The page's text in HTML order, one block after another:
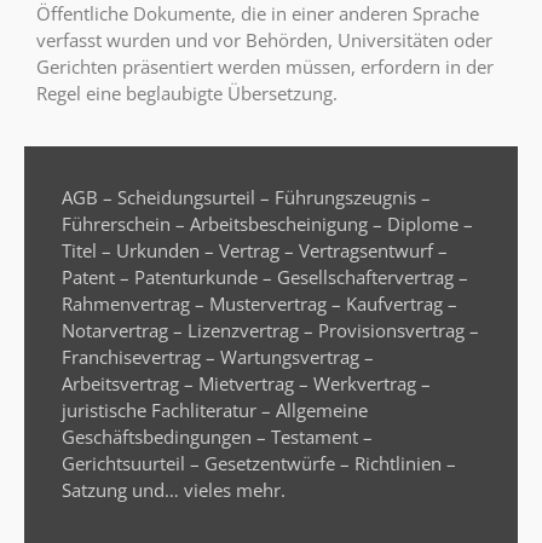
Öffentliche Dokumente, die in einer anderen Sprache
verfasst wurden und vor Behörden, Universitäten oder
Gerichten präsentiert werden müssen, erfordern in der
Regel eine beglaubigte Übersetzung.
AGB – Scheidungsurteil – Führungszeugnis –
Führerschein – Arbeitsbescheinigung – Diplome –
Titel – Urkunden – Vertrag – Vertragsentwurf –
Patent – Patenturkunde – Gesellschaftervertrag –
Rahmenvertrag – Mustervertrag – Kaufvertrag –
Notarvertrag – Lizenzvertrag – Provisionsvertrag –
Franchisevertrag – Wartungsvertrag –
Arbeitsvertrag – Mietvertrag – Werkvertrag –
juristische Fachliteratur – Allgemeine
Geschäftsbedingungen – Testament –
Gerichtsuurteil – Gesetzentwürfe – Richtlinien –
Satzung und… vieles mehr.